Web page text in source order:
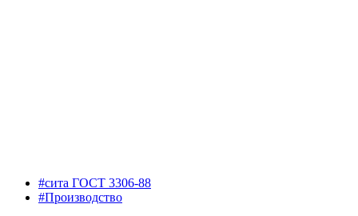
#сита ГОСТ 3306-88
#Производство